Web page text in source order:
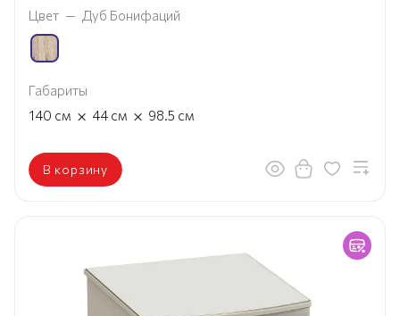
Цвет — Дуб Бонифаций
Габариты
140 см × 44 см × 98.5 см
В корзину